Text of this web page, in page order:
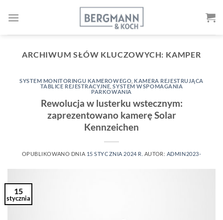
ARCHIWUM SŁÓW KLUCZOWYCH: KAMPER
SYSTEM MONITORINGU KAMEROWEGO KAMERA REJESTRUJĄCA
TABLICE REJESTRACYJNE ,SYSTEM WSPOMAGANIA
PARKOWANIA
Rewolucja w lusterku wstecznym:
zaprezentowano kamerę Solar
Kennzeichen
OPUBLIKOWANO DNIA 15 STYCZNIA 2024 R. AUTOR: ADMIN2023-
15
stycznia